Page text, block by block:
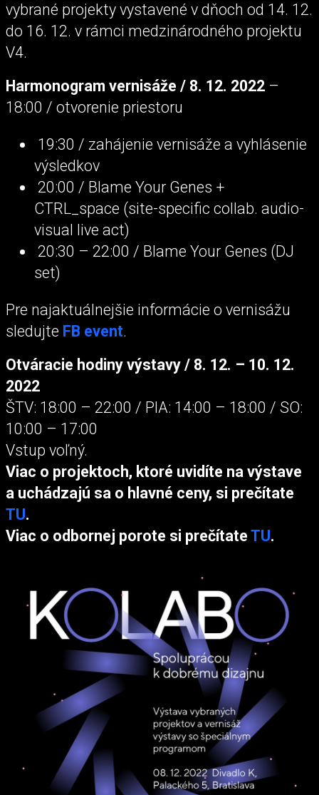
vybrané projekty vystavené v dňoch od 14. 12.
do 16. 12. v rámci medzinárodného projektu
V4.
Harmonogram vernisáže / 8. 12. 2022 –
18:00 / otvorenie priestoru
19:30 / zahájenie vernisáže a vyhlásenie
výsledkov
20:00 / Blame Your Genes +
CTRL_space (site-specific collab. audio-
visual live act)
20:30 – 22:00 / Blame Your Genes (DJ
set)
Pre najaktuálnejšie informácie o vernisážu
sledujte FB event.
Otváracie hodiny výstavy / 8. 12. – 10. 12.
2022
ŠTV: 18:00 – 22:00 / PIA: 14:00 – 18:00 / SO:
10:00 – 17:00
Vstup voľný.
Viac o projektoch, ktoré uvidíte na výstave
a uchádzajú sa o hlavné ceny, si prečítate
TU.
Viac o odbornej porote si prečítate TU.